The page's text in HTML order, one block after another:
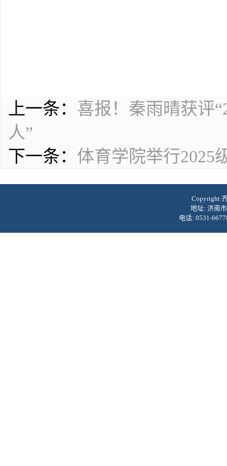
上一条： 喜报！秦雨晴获评
人”
下一条： 体育学院举行2025
Copyright
地址: 济南
电话: 0531-